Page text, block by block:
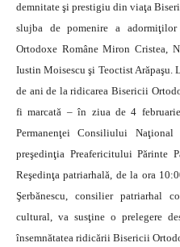
demnitate şi prestigiu din viaţa
slujba de pomenire a
Ortodoxe Române Miron Cristea,
Iustin Moisescu şi Teoctist Arăpaşu.
de ani de la ridicarea Bisericii
fi marcată – în ziua de 4
Permanenţei Consiliului
preşedinţia Preafericitului Părinte
Reşedinţa patriarhală, de la ora
Şerbănescu, consilier patriarhal
cultural, va susţine o prelegere
însemnătatea ridicării Bisericii